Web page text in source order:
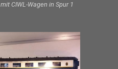
mit CIWL-Wagen in Spur 1